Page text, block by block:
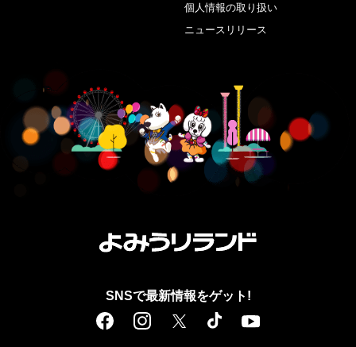
個人情報の取り扱い
ニュースリリース
SNSで最新情報をゲット!